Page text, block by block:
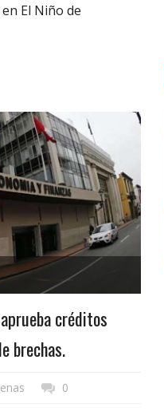
El Niño de
créditos
brechas.
0